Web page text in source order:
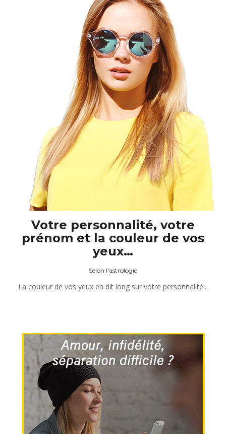
Votre personnalité, votre
prénom et la couleur de vos
yeux…
Selon l'astrologie
La couleur de vos yeux en dit long sur votre personnalité...